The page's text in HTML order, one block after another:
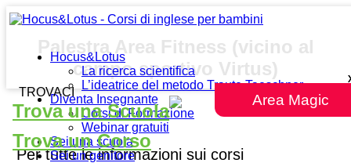
Hocus&Lotus
La ricerca scientifica
L’ideatrice del metodo Traute Taeschner
Diventa Insegnante
Corsi di Formazione
Webinar gratuiti
Sei una scuola
Sei un genitore
Area Magic
TROVACI
Trova una Scuola
Trova un Corso
Palestra Area Fitness (vicino al
campo sportivo Virtus)
Per tutte le informazioni sui corsi